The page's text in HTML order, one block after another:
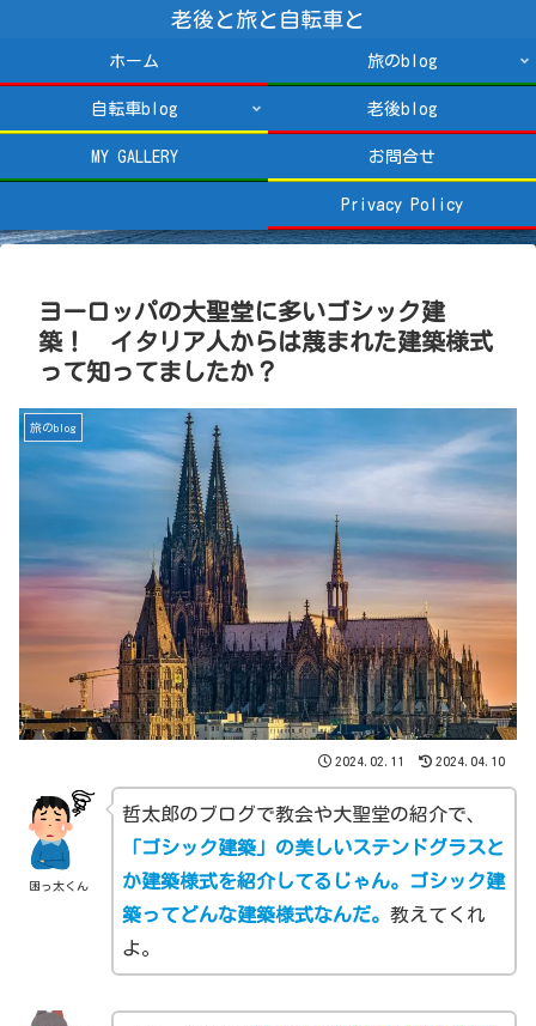
老後と旅と自転車と
ホーム 旅のblog
自転車blog 老後blog
MY GALLERY お問合せ
Privacy Policy
ヨーロッパの大聖堂に多いゴシック建
築！ イタリア人からは蔑まれた建築様式
って知ってましたか？
旅のblog
2024.02.11 2024.04.10
困っ太くん
哲太郎のブログで教会や大聖堂の紹介で、
「ゴシック建築」の美しいステンドグラスと
か建築様式を紹介してるじゃん。ゴシック建
築ってどんな建築様式なんだ。 教えてくれ
よ。